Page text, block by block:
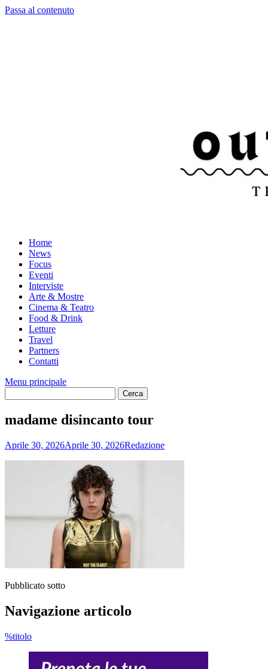
Passa al contenuto
Home
News
Focus
Eventi
Interviste
Arte & Mostre
Cinema & Teatro
Food & Drink
Letture
Travel
Partners
Contatti
Menu principale
madame disincanto tour
Aprile 30, 2026Aprile 30, 2026Redazione
Pubblicato sotto
Navigazione articolo
%titolo